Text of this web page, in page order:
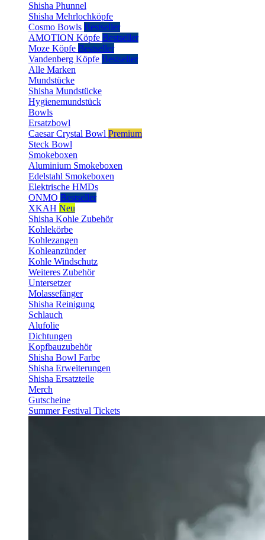
Shisha Phunnel
Shisha Mehrlochköpfe
Cosmo Bowls Bestseller
AMOTION Köpfe Bestseller
Moze Köpfe Bestseller
Vandenberg Köpfe Bestseller
Alle Marken
Mundstücke
Shisha Mundstücke
Hygienemundstück
Bowls
Ersatzbowl
Caesar Crystal Bowl Premium
Steck Bowl
Smokeboxen
Aluminium Smokeboxen
Edelstahl Smokeboxen
Elektrische HMDs
ONMO Bestseller
XKAH Neu
Shisha Kohle Zubehör
Kohlekörbe
Kohlezangen
Kohleanzünder
Kohle Windschutz
Weiteres Zubehör
Untersetzer
Molassefänger
Shisha Reinigung
Schlauch
Alufolie
Dichtungen
Kopfbauzubehör
Shisha Bowl Farbe
Shisha Erweiterungen
Shisha Ersatzteile
Merch
Gutscheine
Summer Festival Tickets